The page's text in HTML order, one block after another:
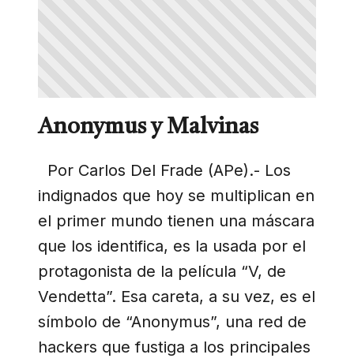
Anonymus y Malvinas
Por Carlos Del Frade (APe).- Los
indignados que hoy se multiplican en
el primer mundo tienen una máscara
que los identifica, es la usada por el
protagonista de la película “V, de
Vendetta”. Esa careta, a su vez, es el
símbolo de “Anonymus”, una red de
hackers que fustiga a los principales